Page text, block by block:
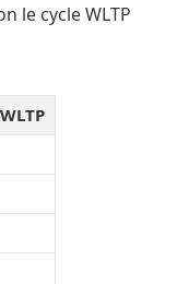
le cycle WLTP